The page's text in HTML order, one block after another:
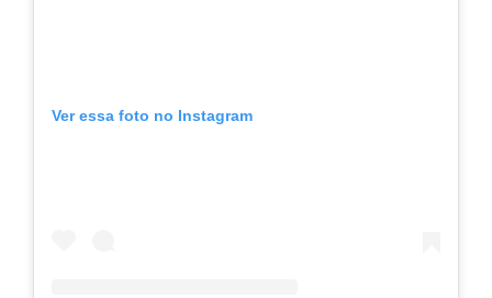
Ver essa foto no Instagram